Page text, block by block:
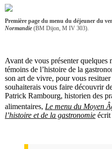
Première page du menu du déjeuner du
Normandie (BM Dijon, M IV 303).
Avant de vous présenter quelques
témoins de l’histoire de la
son art de vivre, pour vous resituer
souhaiterais vous faire découvrir
Patrick Rambourg, historien des
alimentaires, Le menu du Moyen
l’histoire et de la gastronomie écrit